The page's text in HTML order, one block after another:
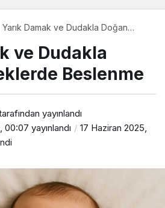
Yarık Damak ve Dudakla Doğan
ve Dudakla
Beslenme
yayınlandı
00:07 yayınlandı
17 Haziran 2025,